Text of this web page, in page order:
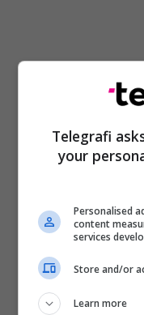
Telegrafi
your
Personalised
content
services
Store and/or
Learn more